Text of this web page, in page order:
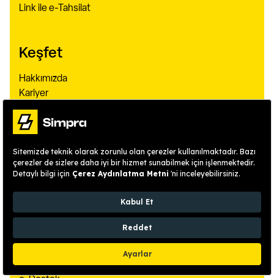
Link ile e-Tahsilat
Keşfet
Hakkımızda
Kariyer
Referanslar
Simpravan
Kullanıcı Hikayeleri
Güvenlik ve Altyapı Yönetimi
Kampanyalar